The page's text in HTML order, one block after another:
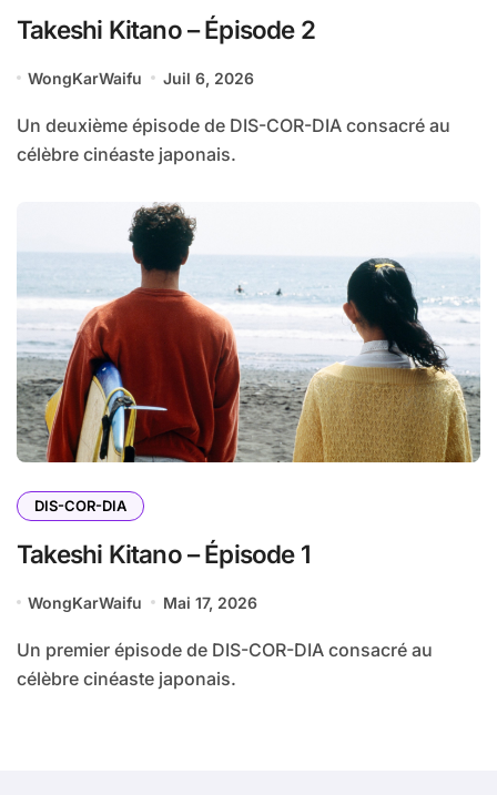
Takeshi Kitano – Épisode 2
WongKarWaifu Juil 6, 2026
Un deuxième épisode de DIS-COR-DIA consacré au
célèbre cinéaste japonais.
DIS-COR-DIA
Takeshi Kitano – Épisode 1
WongKarWaifu Mai 17, 2026
Un premier épisode de DIS-COR-DIA consacré au
célèbre cinéaste japonais.